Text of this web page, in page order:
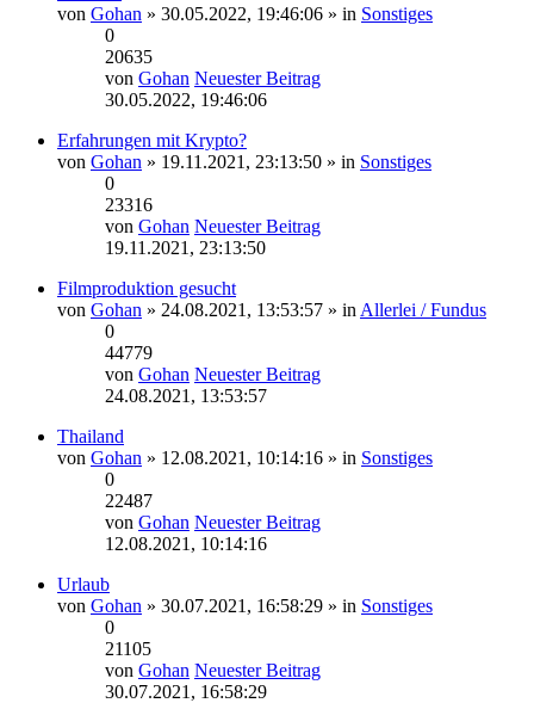
von Gohan » 30.05.2022, 19:46:06 » in Sonstiges
0
20635
von Gohan Neuester Beitrag
30.05.2022, 19:46:06
Erfahrungen mit Krypto?
von Gohan » 19.11.2021, 23:13:50 » in Sonstiges
0
23316
von Gohan Neuester Beitrag
19.11.2021, 23:13:50
Filmproduktion gesucht
von Gohan » 24.08.2021, 13:53:57 » in Allerlei / Fundus
0
44779
von Gohan Neuester Beitrag
24.08.2021, 13:53:57
Thailand
von Gohan » 12.08.2021, 10:14:16 » in Sonstiges
0
22487
von Gohan Neuester Beitrag
12.08.2021, 10:14:16
Urlaub
von Gohan » 30.07.2021, 16:58:29 » in Sonstiges
0
21105
von Gohan Neuester Beitrag
30.07.2021, 16:58:29